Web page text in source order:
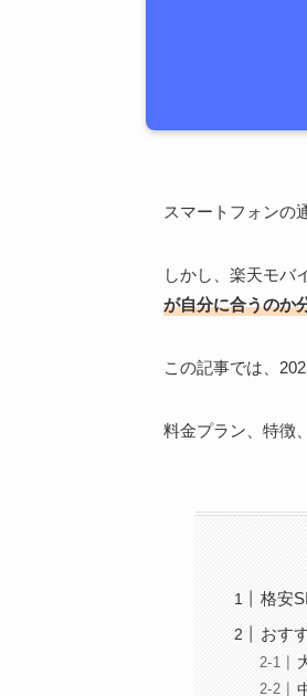
スマートフォンの
しかし、楽天モバ
が自分に合うのか
この記事では、
料金プラン、特徴
格安
おす